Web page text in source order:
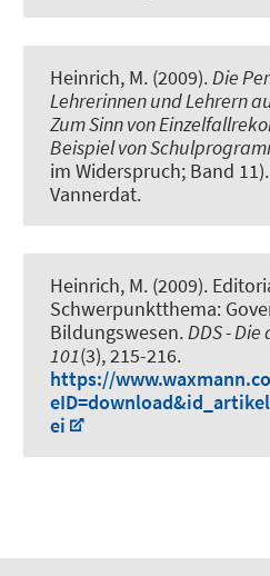
Heinrich, M. (2009).Die
Lehrerinnen und Lehrern
Zum Sinn von
Beispiel von
im Widerspruch; Band
Vannerdat.
Heinrich, M. (2009).
Schwerpunktthema:
Bildungswesen.DDS -
101(3), 215-216.
https://
ei